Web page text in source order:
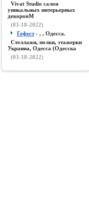
Vivat Studio салон
уникальных интерьерных
декоровМ
(03-18-2022)
Гефест- , , Одесса.
Стеллажи, полки, этажерки
Украина, Одесса (Одесска
(03-18-2022)